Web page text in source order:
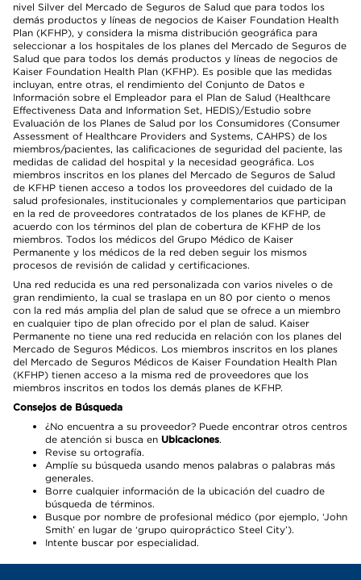
nivel Silver del Mercado de Seguros de Salud que para todos los
demás productos y líneas de negocios de Kaiser Foundation Health
Plan (KFHP), y considera la misma distribución geográfica para
seleccionar a los hospitales de los planes del Mercado de Seguros de
Salud que para todos los demás productos y líneas de negocios de
Kaiser Foundation Health Plan (KFHP). Es posible que las medidas
incluyan, entre otras, el rendimiento del Conjunto de Datos e
Información sobre el Empleador para el Plan de Salud (Healthcare
Effectiveness Data and Information Set, HEDIS)/Estudio sobre
Evaluación de los Planes de Salud por los Consumidores (Consumer
Assessment of Healthcare Providers and Systems, CAHPS) de los
miembros/pacientes, las calificaciones de seguridad del paciente, las
medidas de calidad del hospital y la necesidad geográfica. Los
miembros inscritos en los planes del Mercado de Seguros de Salud
de KFHP tienen acceso a todos los proveedores del cuidado de la
salud profesionales, institucionales y complementarios que participan
en la red de proveedores contratados de los planes de KFHP, de
acuerdo con los términos del plan de cobertura de KFHP de los
miembros. Todos los médicos del Grupo Médico de Kaiser
Permanente y los médicos de la red deben seguir los mismos
procesos de revisión de calidad y certificaciones.
Una red reducida es una red personalizada con varios niveles o de
gran rendimiento, la cual se traslapa en un 80 por ciento o menos
con la red más amplia del plan de salud que se ofrece a un miembro
en cualquier tipo de plan ofrecido por el plan de salud. Kaiser
Permanente no tiene una red reducida en relación con los planes del
Mercado de Seguros Médicos. Los miembros inscritos en los planes
del Mercado de Seguros Médicos de Kaiser Foundation Health Plan
(KFHP) tienen acceso a la misma red de proveedores que los
miembros inscritos en todos los demás planes de KFHP.
Consejos de Búsqueda
¿No encuentra a su proveedor? Puede encontrar otros centros
de atención si busca en Ubicaciones.
Revise su ortografía.
Amplíe su búsqueda usando menos palabras o palabras más
generales.
Borre cualquier información de la ubicación del cuadro de
búsqueda de términos.
Busque por nombre de profesional médico (por ejemplo, ‘John
Smith’ en lugar de ‘grupo quiropráctico Steel City’).
Intente buscar por especialidad.